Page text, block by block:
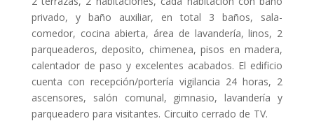
privado, y baño auxiliar, en total 3 baños, sala-
comedor, cocina abierta, área de lavandería, linos, 2
parqueaderos, deposito, chimenea, pisos en madera,
calentador de paso y excelentes acabados. El edificio
cuenta con recepción/portería vigilancia 24 horas, 2
ascensores, salón comunal, gimnasio, lavandería y
parqueadero para visitantes. Circuito cerrado de TV.